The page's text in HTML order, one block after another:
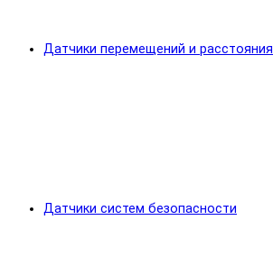
Датчики перемещений и расстояния
Датчики систем безопасности